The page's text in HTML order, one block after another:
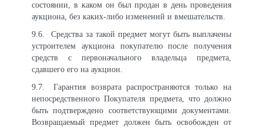
состоянии, в каком он был продан в день проведения
аукциона, без каких-либо изменений и вмешательств.
9.6.
Средства за такой предмет могут быть выплачены
устроителем аукциона покупателю после получения
средств с первоначального владельца предмета,
сдавшего его на аукцион.
9.7.
Гарантия возврата распространяются только на
непосредственного Покупателя предмета, что должно
быть подтверждено соответствующими документами.
Возвращаемый предмет должен быть освобожден от